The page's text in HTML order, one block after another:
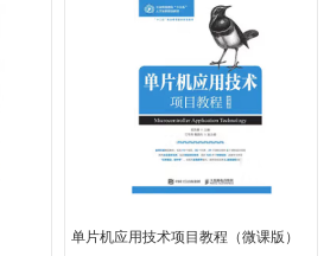
单片机应用技术项目教程（微课版）